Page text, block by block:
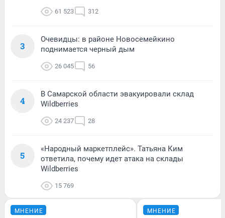
61 523 312
3
Очевидцы: в районе Новосемейкино
поднимается черный дым
26 045 56
4
В Самарской области эвакуировали склад
Wildberries
24 237 28
5
«Народный маркетплейс». Татьяна Ким
ответила, почему идет атака на склады
Wildberries
15 769
МНЕНИЕ МНЕНИЕ